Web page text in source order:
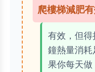
爬樓梯減肥
有效，但
鐘熱量消
果你每天